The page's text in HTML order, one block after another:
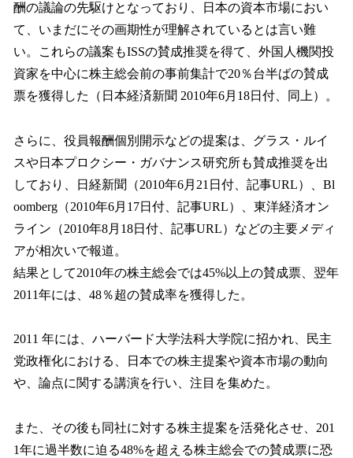
酬の議論の先駆けとなっており、日本の資本市場におい
て、いまだにその画期性が理解されているとは言い難
い。これらの議案もISSの賛成推奨を得て、外国人機関投
資家を中心に株主総会前の事前集計で20％台半ばの賛成
票を獲得した（日本経済新聞 2010年6月18日付、同上）。
さらに、役員報酬個別開示などの提案は、グラス・ルイ
スや日本プロクシー・ガバナンス研究所も賛成推奨を出
しており、日経新聞（2010年6月21日付、記事URL）、Bl
oomberg（2010年6月17日付、記事URL）、東洋経済オン
ライン（2010年8月18日付、記事URL）などの主要メディ
アが相次いで報道。
結果として2010年の株主総会では45%以上の賛成票、翌年
2011年には、48％超の賛成率を獲得した。
2011 年には、ハーバード大学法科大学院に招かれ、民主
党政権化における、日本での株主提案や資本市場の動向
や、論点に関する講演を行い、注目を集めた。
また、その後も同社に対する株主提案を活発化させ、201
1年に過半数に迫る48%を超える株主総会での賛成票に恐